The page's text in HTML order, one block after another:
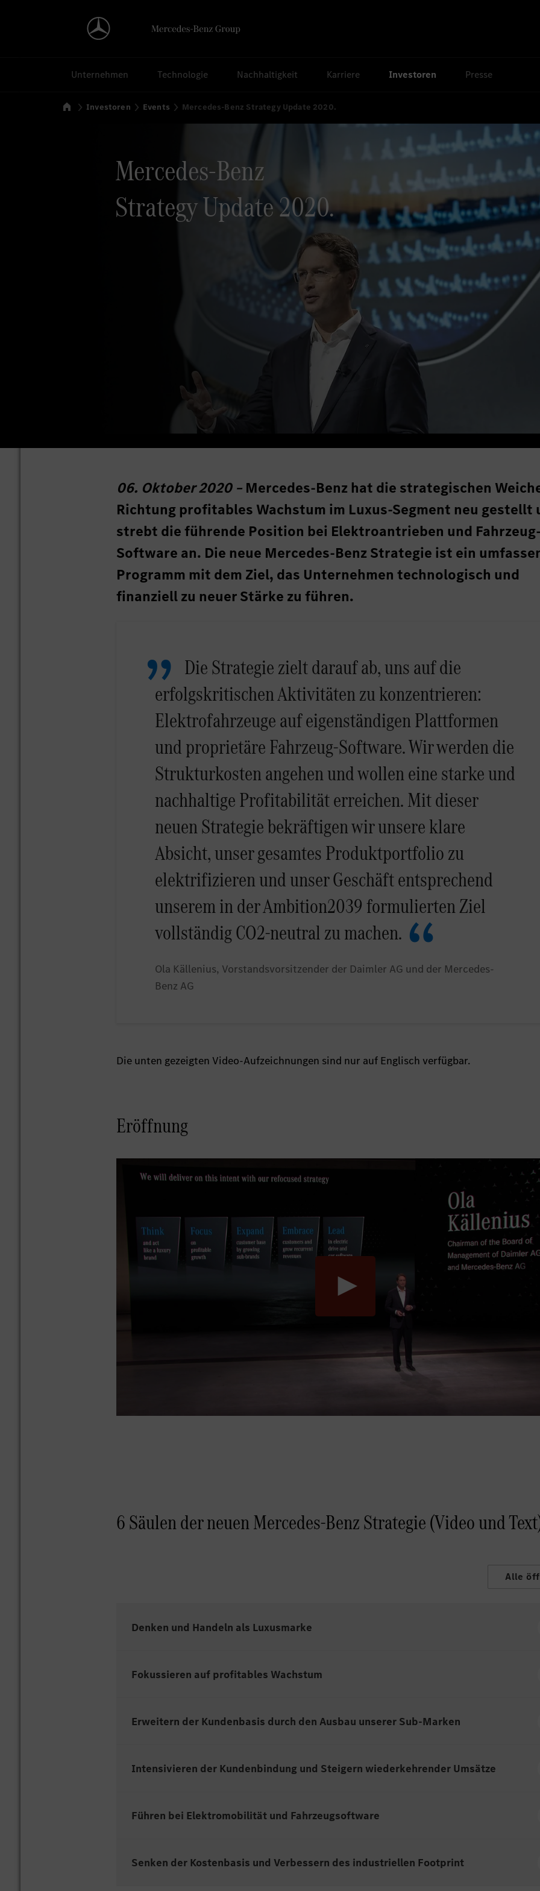
Unternehmen Technologie Nachhaltigkeit Karriere Investoren Presse
Startseite
Investoren Events Mercedes-Benz Strategy Update 2020.
Mercedes-Benz
Strategy Update 2020.
06. Oktober 2020 – Mercedes-Benz hat die strategischen
Richtung profitables Wachstum im Luxus-Segment neu gestellt
strebt die führende Position bei Elektroantrieben und
Software an. Die neue Mercedes-Benz Strategie ist ein
Programm mit dem Ziel, das Unternehmen technologisch und
finanziell zu neuer Stärke zu führen.
Die Strategie zielt darauf ab, uns auf die
erfolgskritischen Aktivitäten zu konzentrieren:
Elektrofahrzeuge auf eigenständigen Plattformen
und proprietäre Fahrzeug-Software. Wir werden die
Strukturkosten angehen und wollen eine starke und
nachhaltige Profitabilität erreichen. Mit dieser
neuen Strategie bekräftigen wir unsere klare
Absicht, unser gesamtes Produktportfolio zu
elektrifizieren und unser Geschäft entsprechend
unserem in der Ambition2039 formulierten Ziel
vollständig CO2-neutral zu machen.
Ola Källenius, Vorstandsvorsitzender der Daimler AG und der Mercedes-
Benz AG
Die unten gezeigten Video-Aufzeichnungen sind nur auf Englisch verfügbar.
Eröffnung
6 Säulen der neuen Mercedes-Benz Strategie (Video und
Alle
Denken und Handeln als Luxusmarke
Fokussieren auf profitables Wachstum
Erweitern der Kundenbasis durch den Ausbau unserer Sub-Marken
Intensivieren der Kundenbindung und Steigern wiederkehrender Umsätze
Führen bei Elektromobilität und Fahrzeugsoftware
Senken der Kostenbasis und Verbessern des industriellen Footprint